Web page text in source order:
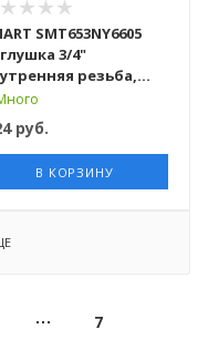
SMT653NY6605
3/4"
резьба,
- желтый, 220
в упаковке
руб.
В КОРЗИНУ
7